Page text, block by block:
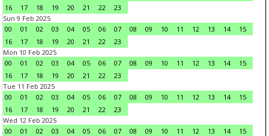
16
17 18 19 20 21 22
23
Sun 9 Feb 2025
00
01 02 03 04 05 06 07 08 09 10 11 12 13 14
15
16
17 18 19 20 21 22
23
Mon 10 Feb 2025
00
01 02 03 04 05 06 07 08 09 10 11 12 13 14
15
16
17 18 19 20 21 22
23
Tue 11 Feb 2025
00
01 02 03 04 05 06 07 08 09 10 11 12 13 14
15
16
17 18 19 20 21 22
23
Wed 12 Feb 2025
00
01 02 03 04 05 06 07 08 09 10 11 12 13 14
15